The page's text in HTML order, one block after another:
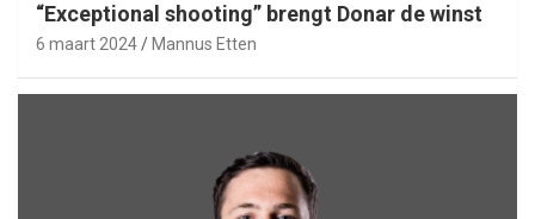
“Exceptional shooting” brengt Donar de winst
6 maart 2024 Mannus Etten